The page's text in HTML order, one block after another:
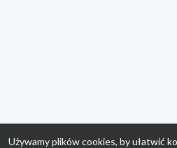
Używamy plików cookies, by ułatwić